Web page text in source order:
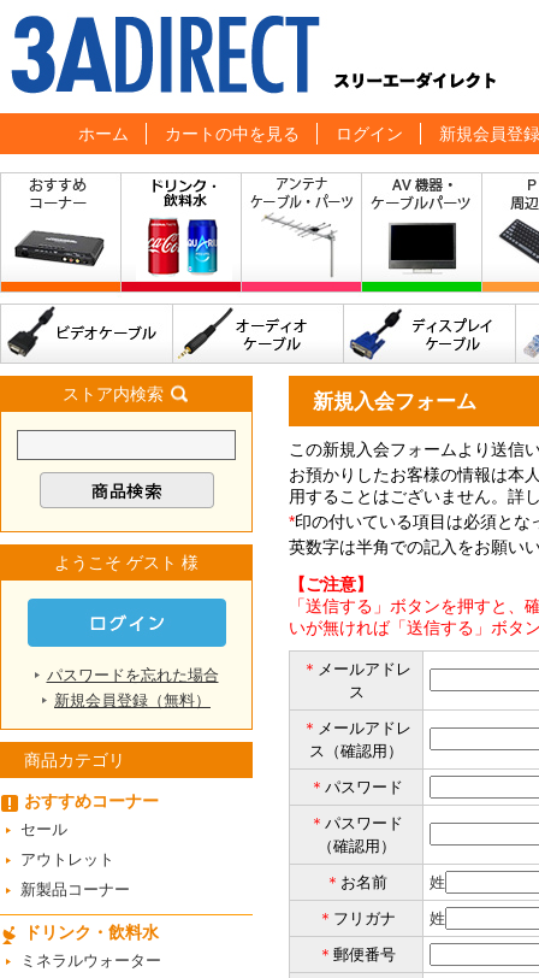
ホーム カートの中を見る ログイン 新規会員登録
新規入会フォーム
この新規入会フォームより送信
お預かりしたお客様の情報は本
用することはございません。詳
*印の付いている項目は必須と
英数字は半角での記入をお願い
【ご注意】
「送信する」ボタンを押すと
いが無ければ「送信する」ボタ
＊ メールアドレ
ス
＊ メールアドレ
ス（確認用）
＊ パスワード
＊ パスワード
（確認用）
＊ お名前
姓
＊ フリガナ
姓
＊ 郵便番号
ストア内検索
ようこそ ゲスト 様
パスワードを忘れた場合
新規会員登録（無料）
商品カテゴリ
おすすめコーナー
セール
アウトレット
新製品コーナー
ドリンク・飲料水
ミネラルウォーター